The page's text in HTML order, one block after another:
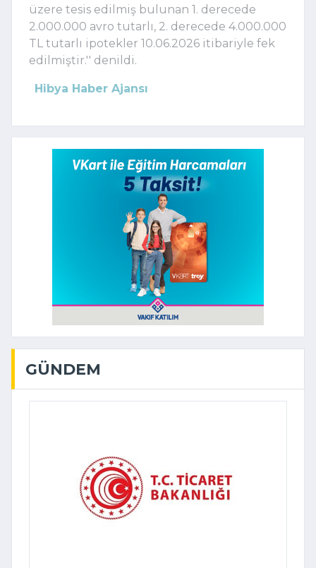
üzere tesis edilmiş bulunan 1. derecede
2.000.000 avro tutarlı, 2. derecede 4.000.000
TL tutarlı ipotekler 10.06.2026 itibariyle fek
edilmiştir.'' denildi.
Hibya Haber Ajansı
GÜNDEM